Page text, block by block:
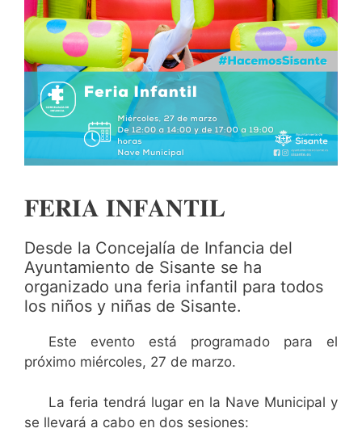
𝐅𝐄𝐑𝐈𝐀 𝐈𝐍𝐅𝐀𝐍𝐓𝐈𝐋
Desde la Concejalía de Infancia del
Ayuntamiento de Sisante se ha
organizado una feria infantil para todos
los niños y niñas de Sisante.
Este evento está programado para el
próximo miércoles, 27 de marzo.
La feria tendrá lugar en la Nave Municipal y
se llevará a cabo en dos sesiones: